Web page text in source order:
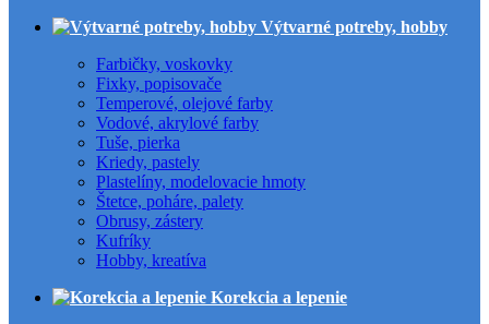
Výtvarné potreby, hobby
Farbičky, voskovky
Fixky, popisovače
Temperové, olejové farby
Vodové, akrylové farby
Tuše, pierka
Kriedy, pastely
Plastelíny, modelovacie hmoty
Štetce, poháre, palety
Obrusy, zástery
Kufríky
Hobby, kreatíva
Korekcia a lepenie